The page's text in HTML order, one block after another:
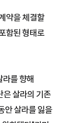
약을 체결할
함된 형태로
를 향해
은 살라의 기존
안 살라를 잃을